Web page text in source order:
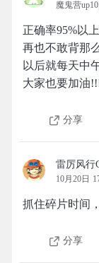
魔鬼营up10
正确率95%以
再也不敢背那
以后就每天中
大家也要加油
分享
雷厉风行
10月20日
抓住碎片时间
分享